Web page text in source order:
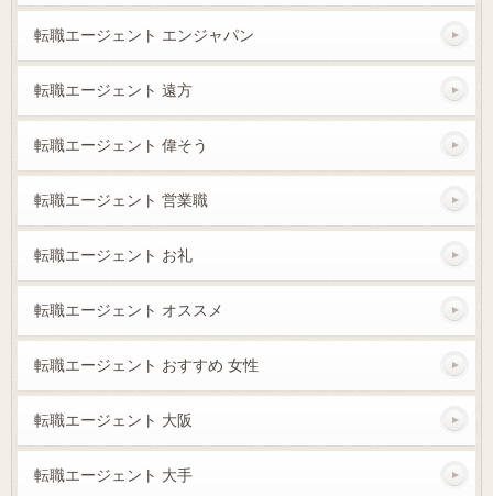
転職エージェント エンジャパン
転職エージェント 遠方
転職エージェント 偉そう
転職エージェント 営業職
転職エージェント お礼
転職エージェント オススメ
転職エージェント おすすめ 女性
転職エージェント 大阪
転職エージェント 大手